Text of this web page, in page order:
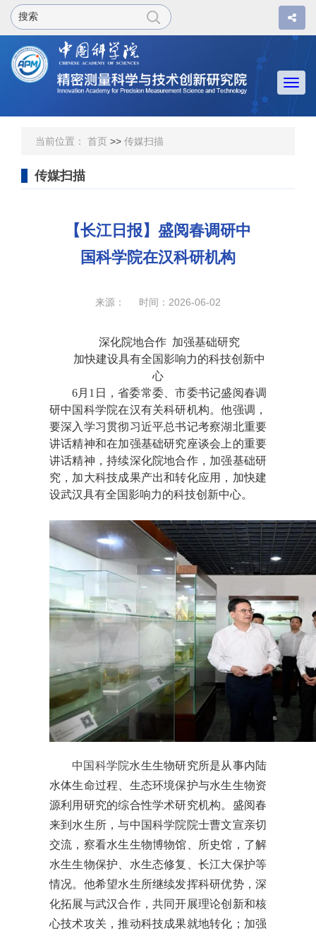
当前位置： 首页 >> 传媒扫描
传媒扫描
【长江日报】盛阅春调研中
国科学院在汉科研机构
来源： 时间：2026-06-02
深化院地合作 加强基础研究
加快建设具有全国影响力的科技创新中
心
6月1日，省委常委、市委书记盛阅春调
研中国科学院在汉有关科研机构。他强调，
要深入学习贯彻习近平总书记考察湖北重要
讲话精神和在加强基础研究座谈会上的重要
讲话精神，持续深化院地合作，加强基础研
究，加大科技成果产出和转化应用，加快建
设武汉具有全国影响力的科技创新中心。
中国科学院水生生物研究所是从事内陆
水体生命过程、生态环境保护与水生生物资
源利用研究的综合性学术研究机构。盛阅春
来到水生所，与中国科学院院士曹文宣亲切
交流，察看水生生物博物馆、所史馆，了解
水生生物保护、水生态修复、长江大保护等
情况。他希望水生所继续发挥科研优势，深
化拓展与武汉合作，共同开展理论创新和核
心技术攻关，推动科技成果就地转化；加强